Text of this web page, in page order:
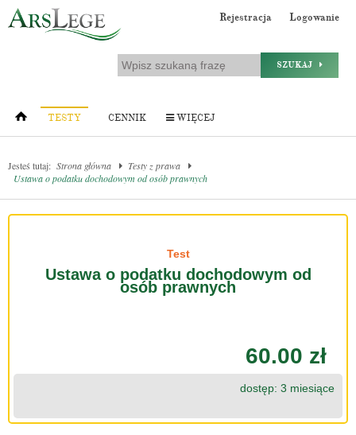
Rejestracja Logowanie
SZUKAJ
TESTY CENNIK WIĘCEJ
Jesteś tutaj: Strona główna
Testy z prawa
Ustawa o podatku dochodowym od osób prawnych
Test
Ustawa o podatku dochodowym od
osób prawnych
60.00 zł
dostęp: 3 miesiące